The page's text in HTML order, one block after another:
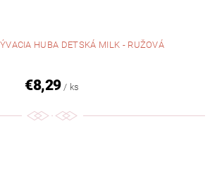
HUBA DETSKÁ MILK - RUŽOVÁ
€8,29 / ks